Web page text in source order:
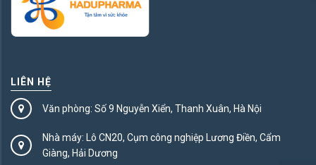
LIÊN HỆ
Văn phòng: Số 9 Nguyễn Xiển, Thanh Xuân, Hà Nội
Nhà máy: Lô CN20, Cụm công nghiệp Lương Điền, Cẩm
Giàng, Hải Dương